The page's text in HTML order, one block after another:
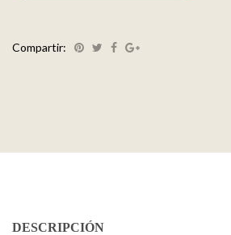
Compartir:
DESCRIPCIÓN